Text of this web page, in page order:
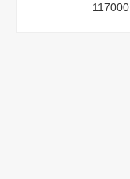
117000